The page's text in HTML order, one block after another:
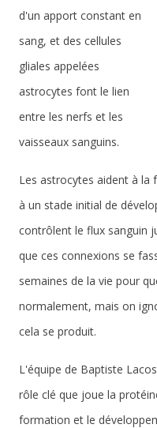
d'un apport constant en
sang, et des cellules
gliales appelées
astrocytes font le lien
entre les nerfs et les
vaisseaux sanguins.
Les astrocytes aident à la
à un stade initial de
contrôlent le flux sanguin
que ces connexions se
semaines de la vie pour
normalement, mais on
cela se produit.
L'équipe de Baptiste
rôle clé que joue la
formation et le